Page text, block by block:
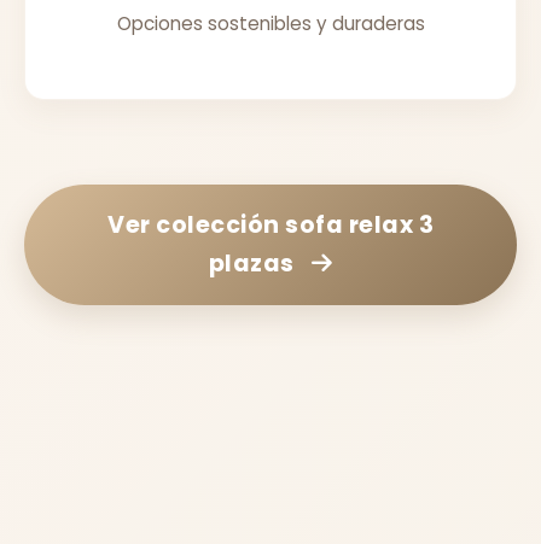
Opciones sostenibles y duraderas
Ver colección sofa relax 3
plazas